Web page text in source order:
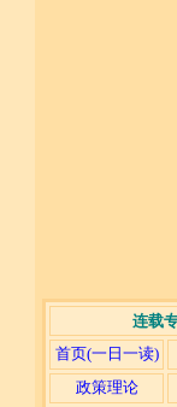
连载
首页(一日一读)
政策理论